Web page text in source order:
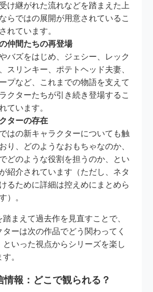
け継がれた流れなどを踏まえた上
らではの展開が用意されているこ
れています。
仲間たちの再登場
バズをはじめ、ジェシー、レック
スリンキー、ポテトヘッド夫妻、
プなど、これまでの物語を支えて
クターたちが引き続き登場するこ
ています。
ターの存在
はの新キャラクターについても触
り、どのようなおもちゃなのか、
どのような役割を担うのか、とい
紹介されています（ただし、ネタ
るために詳細は控えめにまとめら
）。
まえて過去作を見直すことで、
ターは次の作品でどう関わってく
といった視点からシリーズを楽し
。
情報：どこで観られる？